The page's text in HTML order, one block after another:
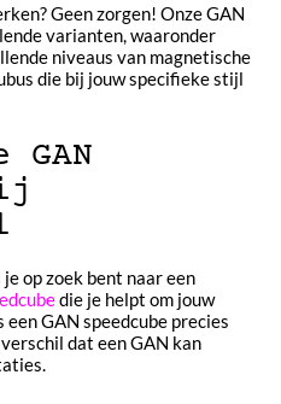
Geen zorgen! Onze GAN
varianten, waaronder
niveaus van magnetische
die bij jouw specifieke stijl
op zoek bent naar een
die je helpt om jouw
GAN speedcube precies
dat een GAN kan